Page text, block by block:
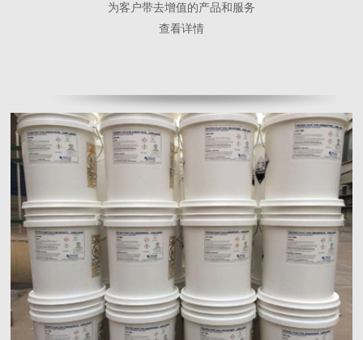
为客户带去增值的产品和服务
查看详情